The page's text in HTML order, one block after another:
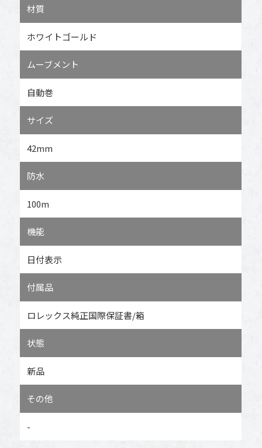
材質
ホワイトゴールド
ムーブメント
自動巻
サイズ
42mm
防水
100m
機能
日付表示
付属品
ロレックス純正国際保証書/箱
状態
新品
その他
-